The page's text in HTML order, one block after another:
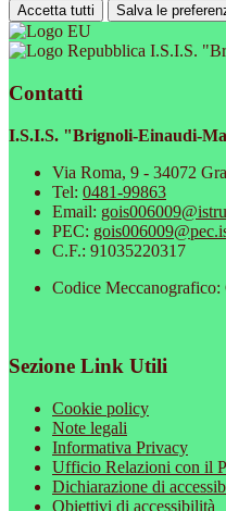
Accetta tutti Salva le
I.S.I.S.
Contatti
I.S.I.S. "Brignoli-Einaudi-
Via Roma, 9 - 34072
Tel: 0481-99863
Email:
PEC:
C.F.: 91035220317
Codice
Sezione Link Utili
Cookie policy
Note legali
Informativa Privacy
Ufficio Relazioni con il
Dichiarazione di
Obiettivi di accessibilità